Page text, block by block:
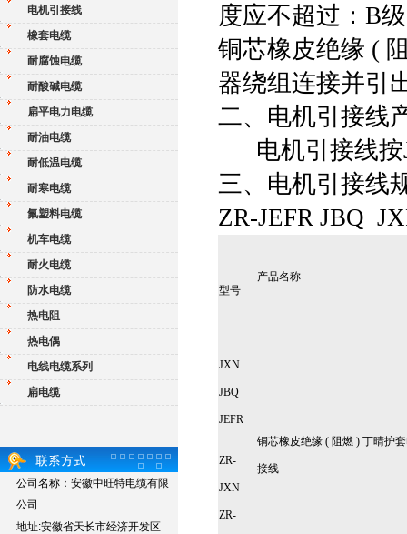
电机引接线
橡套电缆
耐腐蚀电缆
耐酸碱电缆
扁平电力电缆
耐油电缆
耐低温电缆
耐寒电缆
氟塑料电缆
机车电缆
耐火电缆
防水电缆
热电阻
热电偶
电线电缆系列
扁电缆
公司名称：安徽中旺特电缆有限
公司
地址:安徽省天长市经济开发区
度应不超过：B
铜芯橡皮绝缘 (
器绕组连接并引
二、电机引接线
电机引接线按
三、电机引接线
ZR-JEFR JBQ
型号
产品名称
JXN
JBQ
JEFR
铜芯橡皮绝缘 ( 阻燃 ) 丁晴护
接线
ZR-
JXN
ZR-